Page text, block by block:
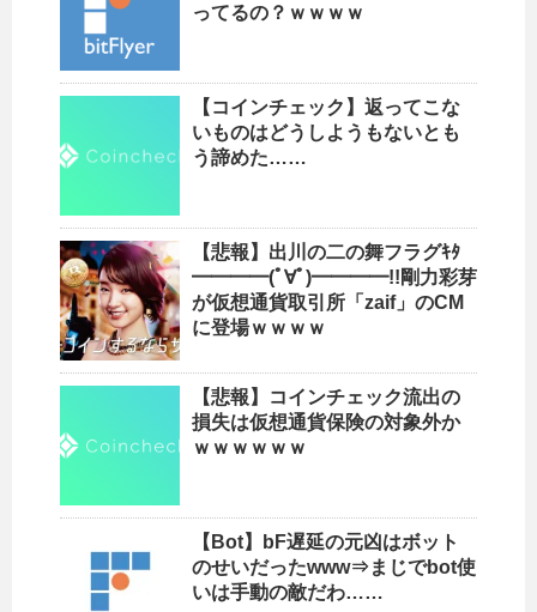
ってるの？ｗｗｗｗ
【コインチェック】返ってこな
いものはどうしようもないとも
う諦めた……
【悲報】出川の二の舞フラグｷﾀ
━━━━(ﾟ∀ﾟ)━━━━!!剛力彩芽
が仮想通貨取引所「zaif」のCM
に登場ｗｗｗｗ
【悲報】コインチェック流出の
損失は仮想通貨保険の対象外か
ｗｗｗｗｗｗ
【Bot】bF遅延の元凶はボット
のせいだったwww⇒まじでbot使
いは手動の敵だわ……